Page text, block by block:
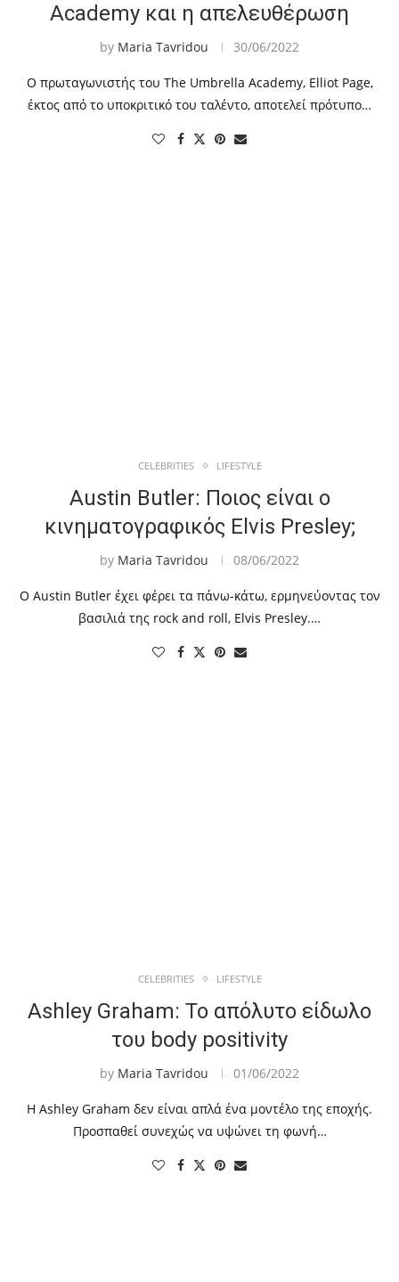
Academy και η απελευθέρωση
by Maria Tavridou 30/06/2022
Ο πρωταγωνιστής του The Umbrella Academy, Elliot Page,
έκτος από το υποκριτικό του ταλέντο, αποτελεί πρότυπο…
CELEBRITIES LIFESTYLE
Austin Butler: Ποιος είναι ο
κινηματογραφικός Elvis Presley;
by Maria Tavridou 08/06/2022
Ο Austin Butler έχει φέρει τα πάνω-κάτω, ερμηνεύοντας τον
βασιλιά της rock and roll, Elvis Presley.…
CELEBRITIES LIFESTYLE
Ashley Graham: Το απόλυτο είδωλο
του body positivity
by Maria Tavridou 01/06/2022
Η Ashley Graham δεν είναι απλά ένα μοντέλο της εποχής.
Προσπαθεί συνεχώς να υψώνει τη φωνή…